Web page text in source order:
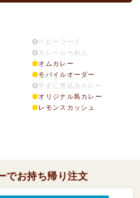
ベビーフード
カレーらーめん
オムカレー
モバイルオーダー
牛すじ煮込みカレー
オリジナル島カレー
レモンスカッシュ
でお持ち帰り注文